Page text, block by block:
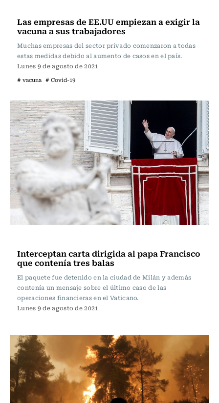
Las empresas de EE.UU empiezan a exigir la
vacuna a sus trabajadores
Muchas empresas del sector privado comenzaron a todas
estas medidas debido al aumento de casos en el país.
Lunes 9 de agosto de 2021
# vacuna # Covid-19
Interceptan carta dirigida al papa Francisco
que contenía tres balas
El paquete fue detenido en la ciudad de Milán y además
contenía un mensaje sobre el último caso de las
operaciones financieras en el Vaticano.
Lunes 9 de agosto de 2021